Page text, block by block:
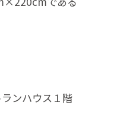
ンハウス１階